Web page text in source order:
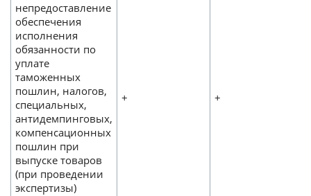
непредоставление
обеспечения
исполнения
обязанности по
уплате
таможенных
пошлин, налогов,
специальных,
антидемпинговых,
компенсационных
пошлин при
выпуске товаров
(при проведении
экспертизы)
+ +